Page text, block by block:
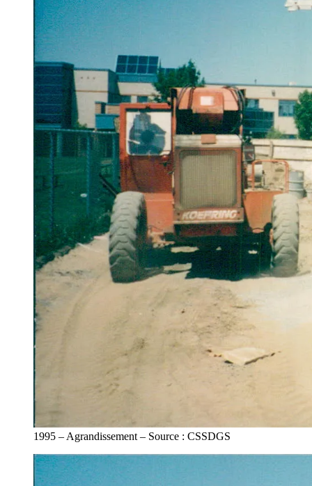
1995 – Agrandissement – Source : CSSDGS